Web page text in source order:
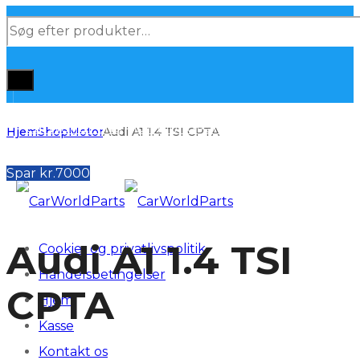
Products
Cookie- og privatlivspolitik
Handelsbetingelser
Hjem
Kasse
Kontakt os
HjemShopMotorAudi A1 1.4 TSI CPTA
Spar kr.7000
Audi A1 1.4 TSI
CPTA